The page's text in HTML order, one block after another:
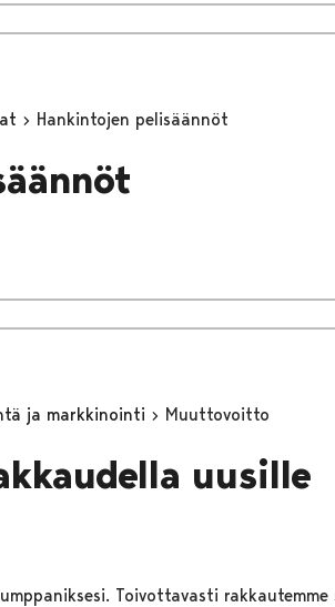
Hankintojen pelisäännöt
ja markkinointi Muuttovoitto
uusille
Toivottavasti rakkautemme